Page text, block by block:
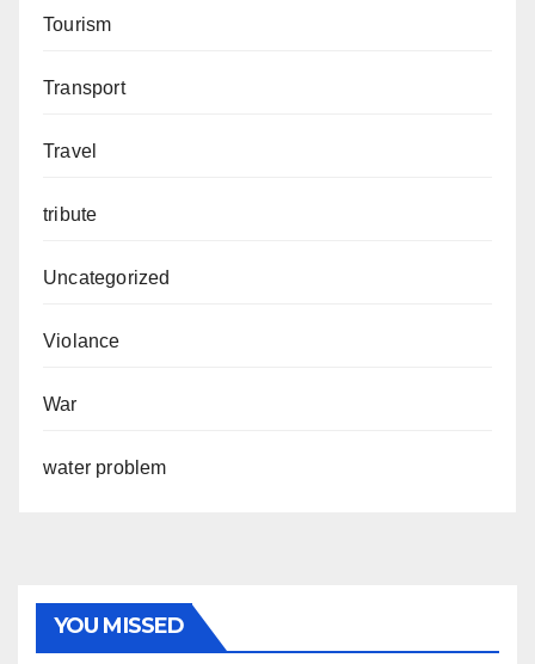
Tourism
Transport
Travel
tribute
Uncategorized
Violance
War
water problem
YOU MISSED